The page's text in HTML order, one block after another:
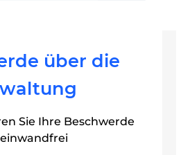
über die
Sie Ihre Beschwerde